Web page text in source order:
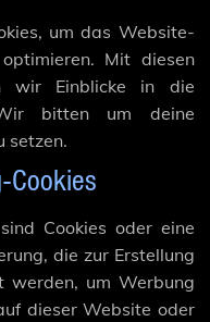
um das Website-
Mit diesen
wir Einblicke in die
bitten um deine
setzen.
Cookies
Cookies oder eine
die zur Erstellung
werden, um Werbung
dieser Website oder